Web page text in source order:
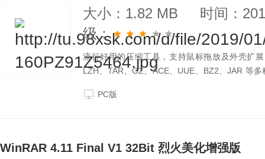
大小：1.82 MB
时间：
级：
流行好用的压缩工具，支持鼠标拖放及外壳扩
LZH、TAR、GZ、ACE、UUE、BZ2、JAR 等
PC版
WinRAR 4.11 Final V1 32Bit 烈火美化增强版